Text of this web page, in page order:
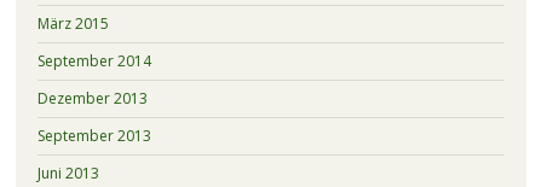
März 2015
September 2014
Dezember 2013
September 2013
Juni 2013